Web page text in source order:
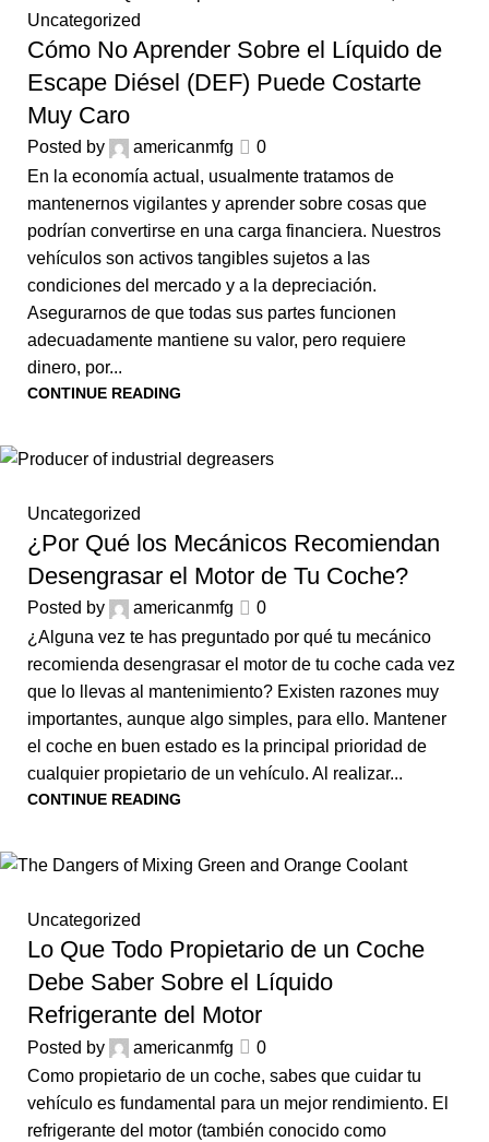
Uncategorized
Cómo No Aprender Sobre el Líquido de
Escape Diésel (DEF) Puede Costarte
Muy Caro
Posted by americanmfg
0
En la economía actual, usualmente tratamos de
mantenernos vigilantes y aprender sobre cosas que
podrían convertirse en una carga financiera. Nuestros
vehículos son activos tangibles sujetos a las
condiciones del mercado y a la depreciación.
Asegurarnos de que todas sus partes funcionen
adecuadamente mantiene su valor, pero requiere
dinero, por...
CONTINUE READING
Uncategorized
¿Por Qué los Mecánicos Recomiendan
Desengrasar el Motor de Tu Coche?
Posted by americanmfg
0
¿Alguna vez te has preguntado por qué tu mecánico
recomienda desengrasar el motor de tu coche cada vez
que lo llevas al mantenimiento? Existen razones muy
importantes, aunque algo simples, para ello. Mantener
el coche en buen estado es la principal prioridad de
cualquier propietario de un vehículo. Al realizar...
CONTINUE READING
Uncategorized
Lo Que Todo Propietario de un Coche
Debe Saber Sobre el Líquido
Refrigerante del Motor
Posted by americanmfg
0
Como propietario de un coche, sabes que cuidar tu
vehículo es fundamental para un mejor rendimiento. El
refrigerante del motor (también conocido como